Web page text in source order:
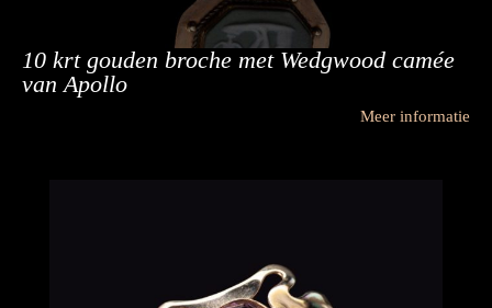
10 krt gouden broche met Wedgwood camée
van Apollo
Meer informatie